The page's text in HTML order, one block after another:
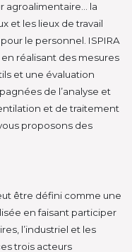
agroalimentaire… la
et les lieux de travail
le personnel. ISPIRA
réalisant des mesures
et une évaluation
de l’analyse et
et de traitement
proposons des
être défini comme une
en faisant participer
l’industriel et les
trois acteurs